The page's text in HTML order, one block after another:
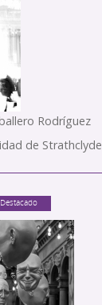
Rodríguez
de Strathclyde
Destacado